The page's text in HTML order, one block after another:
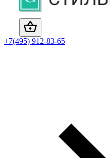
+7(495) 912-83-65